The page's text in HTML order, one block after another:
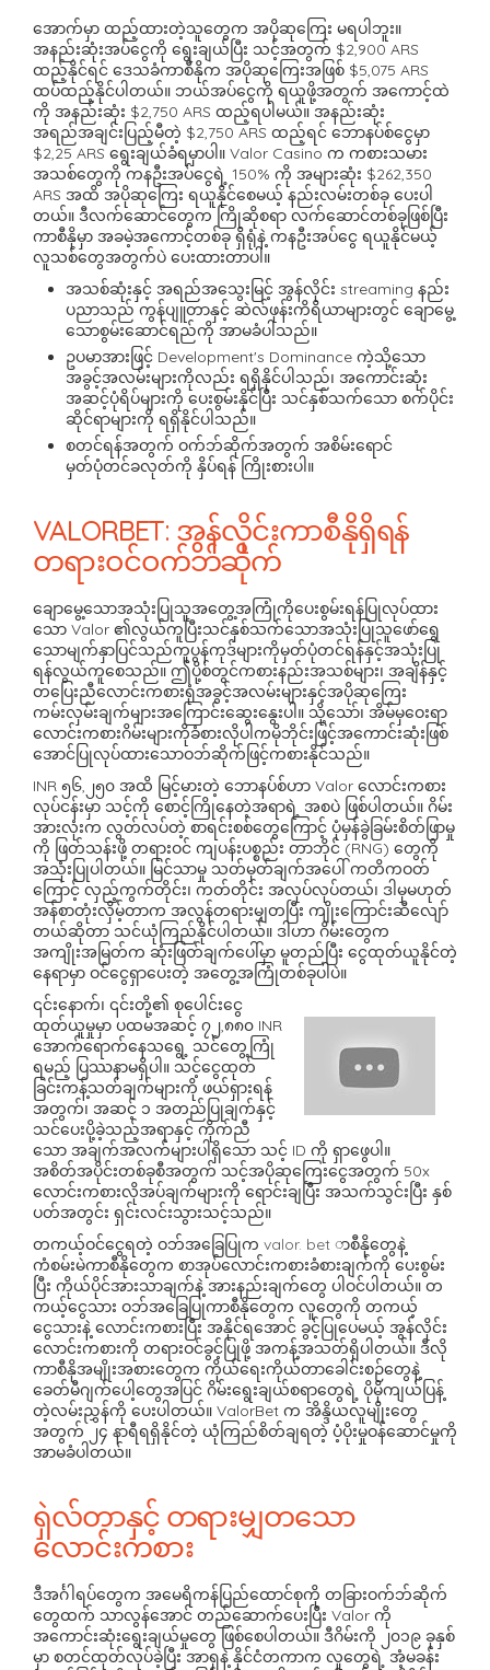
အောက်မှာ ထည့်ထားတဲ့သူတွေက အပိုဆုကြေး မရပါဘူး။
အနည်းဆုံးအပ်ငွေကို ရွေးချယ်ပြီး သင့်အတွက် $2,900 ARS
ထည့်နိုင်ရင် ဒေသခံကာစီနိုက အပိုဆုကြေးအဖြစ် $5,075 ARS
ထပ်ထည့်နိုင်ပါတယ်။ ဘယ်အပ်ငွေကို ရယူဖို့အတွက် အကောင့်ထဲ
ကို အနည်းဆုံး $2,750 ARS ထည့်ရပါမယ်။ အနည်းဆုံး
အရည်အချင်းပြည့်မီတဲ့ $2,750 ARS ထည့်ရင် ဘောနပ်စ်ငွေမှာ
$2,25 ARS ရွေးချယ်ခံရမှာပါ။ Valor Casino က ကစားသမား
အသစ်တွေကို ကနဦးအပ်ငွေရဲ့ 150% ကို အများဆုံး $262,350
ARS အထိ အပိုဆုကြေး ရယူနိုင်စေမယ့် နည်းလမ်းတစ်ခု ပေးပါ
တယ်။ ဒီလက်ဆောင်တွေက ကြိုဆိုစရာ လက်ဆောင်တစ်ခုဖြစ်ပြီး
ကာစီနိုမှာ အခမဲ့အကောင့်တစ်ခု ရှိရုံနဲ့ ကနဦးအပ်ငွေ ရယူနိုင်မယ့်
လူသစ်တွေအတွက်ပဲ ပေးထားတာပါ။
အသစ်ဆုံးနှင့် အရည်အသွေးမြင့် အွန်လိုင်း streaming နည်း
ပညာသည် ကွန်ပျူတာနှင့် ဆဲလ်ဖုန်းကိရိယာများတွင် ချောမွေ့
သောစွမ်းဆောင်ရည်ကို အာမခံပါသည်။
ဥပမာအားဖြင့် Development's Dominance ကဲ့သို့သော
အခွင့်အလမ်းများကိုလည်း ရရှိနိုင်ပါသည်၊ အကောင်းဆုံး
အဆင့်ပုံရိပ်များကို ပေးစွမ်းနိုင်ပြီး သင်နှစ်သက်သော စက်ပိုင်း
ဆိုင်ရာများကို ရရှိနိုင်ပါသည်။
စတင်ရန်အတွက် ဝက်ဘ်ဆိုက်အတွက် အစိမ်းရောင်
မှတ်ပုံတင်ခလုတ်ကို နှိပ်ရန် ကြိုးစားပါ။
VALORBET: အွန်လိုင်းကာစီနိုရှိရန်
တရားဝင်ဝက်ဘ်ဆိုက်
ချောမွေ့သောအသုံးပြုသူအတွေ့အကြုံကိုပေးစွမ်းရန်ပြုလုပ်ထား
သော Valor ၏လွယ်ကူပြီးသင်နှစ်သက်သောအသုံးပြုသူဖော်ရွေ
သောမျက်နှာပြင်သည်ကူပွန်ကုဒ်များကိုမှတ်ပုံတင်ရန်နှင့်အသုံးပြု
ရန်လွယ်ကူစေသည်။ ဤပို့စ်တွင်ကစားနည်းအသစ်များ၊ အချိန်နှင့်
တပြေးညီလောင်းကစားရုံအခွင့်အလမ်းများနှင့်အပိုဆုကြေး
ကမ်းလှမ်းချက်များအကြောင်းဆွေးနွေးပါ။ သို့သော်၊ အိမ်မှဝေးရာ
လောင်းကစားဂိမ်းများကိုခံစားလိုပါကမိုဘိုင်းဖြင့်အကောင်းဆုံးဖြစ်
အောင်ပြုလုပ်ထားသောဝဘ်ဆိုက်ဖြင့်ကစားနိုင်သည်။
INR ၅၆,၂၅၀ အထိ မြင့်မားတဲ့ ဘောနပ်စ်ဟာ Valor လောင်းကစား
လုပ်ငန်းမှာ သင့်ကို စောင့်ကြိုနေတဲ့အရာရဲ့ အစပဲ ဖြစ်ပါတယ်။ ဂိမ်း
အားလုံးက လွတ်လပ်တဲ့ စာရင်းစစ်တွေကြောင့် ပုံမှန်ခွဲခြမ်းစိတ်ဖြာမှု
ကို ဖြတ်သန်းဖို့ တရားဝင် ကျပန်းပစ္စည်း တာဘိုင် (RNG) တွေကို
အသုံးပြုပါတယ်။ မြင်သာမှု သတ်မှတ်ချက်အပေါ် ကတိကဝတ်
ကြောင့် လှည့်ကွက်တိုင်း၊ ကတ်တိုင်း အလုပ်လုပ်တယ်၊ ဒါမှမဟုတ်
အန်စာတုံးလှိမ့်တာက အလွန်တရားမျှတပြီး ကျိုးကြောင်းဆီလျော်
တယ်ဆိုတာ သင်ယုံကြည်နိုင်ပါတယ်။ ဒါဟာ ဂိမ်းတွေက
အကျိုးအမြတ်က ဆုံးဖြတ်ချက်ပေါ်မှာ မူတည်ပြီး ငွေထုတ်ယူနိုင်တဲ့
နေရာမှာ ဝင်ငွေရှာပေးတဲ့ အတွေ့အကြုံတစ်ခုပါပဲ။
၎င်းနောက်၊ ၎င်းတို့၏ စုပေါင်းငွေ
ထုတ်ယူမှုမှာ ပထမအဆင့် ၇၂,၈၈၀ INR
အောက်ရောက်နေသရွေ့ သင်တွေ့ကြုံ
ရမည့် ပြဿနာမရှိပါ။ သင့်ငွေထုတ်
ခြင်းကန့်သတ်ချက်များကို ဖယ်ရှားရန်
အတွက်၊ အဆင့် ၁ အတည်ပြုချက်နှင့်
သင်ပေးပို့ခဲ့သည့်အရာနှင့် ကိုက်ညီ
သော အချက်အလက်များပါရှိသော သင့် ID ကို ရှာဖွေပါ။
အစိတ်အပိုင်းတစ်ခုစီအတွက် သင့်အပိုဆုကြေးငွေအတွက် 50x
လောင်းကစားလိုအပ်ချက်များကို ရောင်းချပြီး အသက်သွင်းပြီး နှစ်
ပတ်အတွင်း ရှင်းလင်းသွားသင့်သည်။
တကယ့်ဝင်ငွေရတဲ့ ဝဘ်အခြေပြုက valor. bet ာစီနိုတွေနဲ့
ကံစမ်းမဲကာစီနိုတွေက စာအုပ်လောင်းကစားခံစားချက်ကို ပေးစွမ်း
ပြီး ကိုယ်ပိုင်အားသာချက်နဲ့ အားနည်းချက်တွေ ပါဝင်ပါတယ်။ တ
ကယ့်ငွေသား ဝဘ်အခြေပြုကာစီနိုတွေက လူတွေကို တကယ့်
ငွေသားနဲ့ လောင်းကစားပြီး အနိုင်ရအောင် ခွင့်ပြုပေမယ့် အွန်လိုင်း
လောင်းကစားကို တရားဝင်ခွင့်ပြုဖို့ အကန့်အသတ်ရှိပါတယ်။ ဒီလို
ကာစီနိုအမျိုးအစားတွေက ကိုယ်ရေးကိုယ်တာခေါင်းစဉ်တွေနဲ့
ခေတ်မီဂျက်ပေါ့တွေအပြင် ဂိမ်းရွေးချယ်စရာတွေရဲ့ ပိုမိုကျယ်ပြန့်
တဲ့လမ်းညွှန်ကို ပေးပါတယ်။ ValorBet က အိန္ဒိယလူမျိုးတွေ
အတွက် ၂၄ နာရီရရှိနိုင်တဲ့ ယုံကြည်စိတ်ချရတဲ့ ပံ့ပိုးမှုဝန်ဆောင်မှုကို
အာမခံပါတယ်။
ရှဲလ်တာနှင့် တရားမျှတသော
လောင်းကစား
ဒီအင်္ဂါရပ်တွေက အမေရိကန်ပြည်ထောင်စုကို တခြားဝက်ဘ်ဆိုက်
တွေထက် သာလွန်အောင် တည်ဆောက်ပေးပြီး Valor ကို
အကောင်းဆုံးရွေးချယ်မှုတွေ ဖြစ်စေပါတယ်။ ဒီဂိမ်းကို ၂၀၁၉ ခုနှစ်
မှာ စတင်ထုတ်လုပ်ခဲ့ပြီး အာရှနဲ့ နိုင်ငံတကာက လူတွေရဲ့ အံ့မခန်း